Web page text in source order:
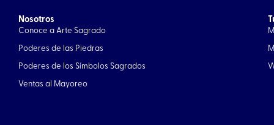
b
o
o
g
r
a
Nosotros
Conoce a Arte Sagrado
Poderes de las Piedras
Poderes de los Símbolos Sagrados
Ventas al Mayoreo